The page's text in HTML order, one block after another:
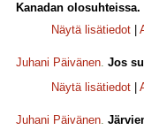
Kanadan olosuhteissa.
Näytä lisätiedot
Juhani Päivänen. Jos
Näytä lisätiedot
Juhani Päivänen.